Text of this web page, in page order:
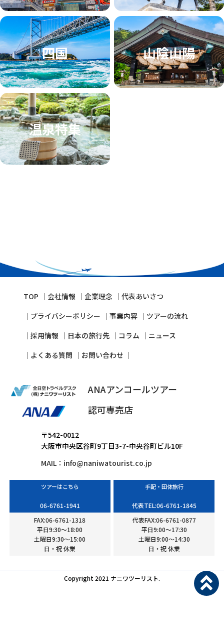
四国 山陰山陽
温泉特集
TOP 会社情報 企業理念
代表あいさつ
プライバシーポリシー
事業内容
ツアーの流れ
採⽤情報
⽇本の旅⾏先 コラム
ニュース
よくある質問
お問い合わせ
ANAアンコールツアー
認可専売店
〒542-0012
大阪市中央区谷町9丁目3-7-中央谷町ビル10F
MAIL： info@naniwatourist.co.jp
ツアーはこちら
06-6761-1941
FAX:06-6761-1318
平日9:30〜18:00
土曜日9:30〜15:00
日・祝 休業
手配・団体旅行
代表TEL:06-6761-1845
代表FAX:06-6761-0877
平日9:00〜17:30
土曜日9:00〜14:30
日・祝 休業
Copyright 2021 ナニワツーリスト.